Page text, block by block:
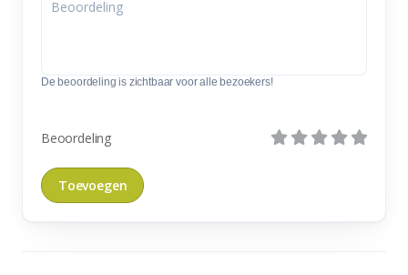
De beoordeling is zichtbaar voor alle bezoekers!
Beoordeling